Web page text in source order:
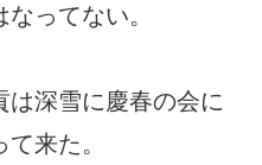
ってない。
は深雪に慶春の会に
来た。